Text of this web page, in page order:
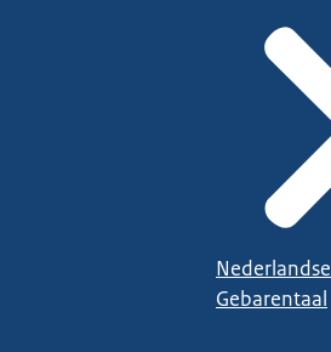
Nederlandse
Gebarentaal